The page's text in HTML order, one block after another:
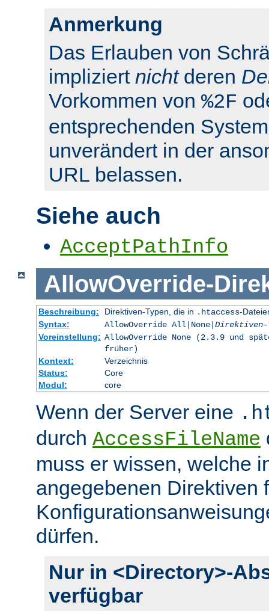
Anmerkung
Das Erlauben von
impliziert nichtderen
Vorkommen von %2F
entsprechenden
unverändert in der
URL belassen.
Siehe auch
AcceptPathInfo
AllowOverride-
Beschreibung: Direktiven-Typen, die in .htaccess-
Syntax:
AllowOverride All|None| Direktiven-
Voreinstellung: AllowOverride None (2.3.9 und
früher)
Kontext:
Verzeichnis
Status:
Core
Modul:
core
Wenn der Server eine
durch AccessFileName
muss er wissen, welche
angegebenen Direktiven
dürfen.
Nur in <Directory>-
verfügbar